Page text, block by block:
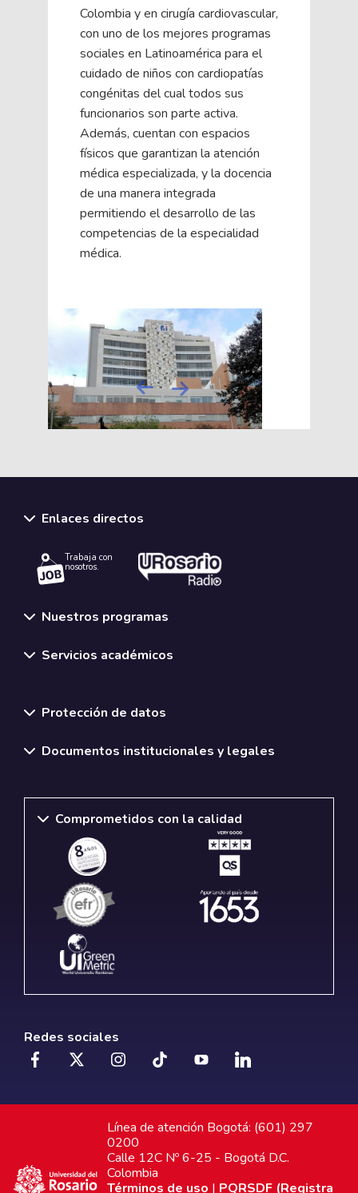
Colombia y en cirugía cardiovascular,
con uno de los mejores programas
sociales en Latinoamérica para el
cuidado de niños con cardiopatías
congénitas del cual todos sus
funcionarios son parte activa.
Además, cuentan con espacios
físicos que garantizan la atención
médica especializada, y la docencia
de una manera integrada
permitiendo el desarrollo de las
competencias de la especialidad
médica.
Previous
Next
Enlaces directos
Trabaja con
nosotros.
Nuestros programas
Servicios académicos
Protección de datos
Documentos institucionales y legales
Comprometidos con la calidad
Redes sociales
Línea de atención Bogotá: (601) 297
0200
Calle 12C Nº 6-25 - Bogotá D.C.
Colombia
Términos de uso | PQRSDF (Registra